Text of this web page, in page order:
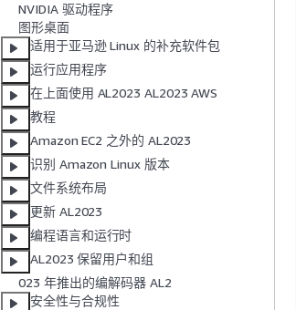
NVIDIA 驱动程序
图形桌面
适用于亚马逊 Linux 的补充软件包
运行应用程序
在上面使用 AL2023 AL2023 AWS
教程
Amazon EC2 之外的 AL2023
识别 Amazon Linux 版本
文件系统布局
更新 AL2023
编程语言和运行时
AL2023 保留用户和组
023 年推出的编解码器 AL2
安全性与合规性